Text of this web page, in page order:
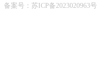
备案号： 苏ICP备2023020963号